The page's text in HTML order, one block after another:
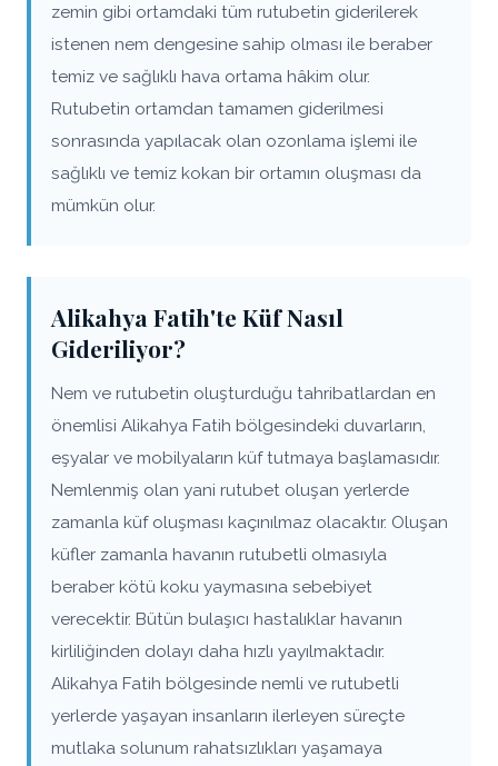
zemin gibi ortamdaki tüm rutubetin giderilerek
istenen nem dengesine sahip olması ile beraber
temiz ve sağlıklı hava ortama hâkim olur.
Rutubetin ortamdan tamamen giderilmesi
sonrasında yapılacak olan ozonlama işlemi ile
sağlıklı ve temiz kokan bir ortamın oluşması da
mümkün olur.
Alikahya Fatih'te Küf Nasıl
Gideriliyor?
Nem ve rutubetin oluşturduğu tahribatlardan en
önemlisi Alikahya Fatih bölgesindeki duvarların,
eşyalar ve mobilyaların küf tutmaya başlamasıdır.
Nemlenmiş olan yani rutubet oluşan yerlerde
zamanla küf oluşması kaçınılmaz olacaktır. Oluşan
küfler zamanla havanın rutubetli olmasıyla
beraber kötü koku yaymasına sebebiyet
verecektir. Bütün bulaşıcı hastalıklar havanın
kirliliğinden dolayı daha hızlı yayılmaktadır.
Alikahya Fatih bölgesinde nemli ve rutubetli
yerlerde yaşayan insanların ilerleyen süreçte
mutlaka solunum rahatsızlıkları yaşamaya